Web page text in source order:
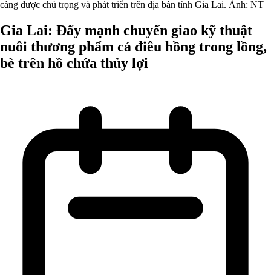
càng được chú trọng và phát triển trên địa bàn tỉnh Gia Lai. Ảnh: NT
Gia Lai: Đẩy mạnh chuyển giao kỹ thuật
nuôi thương phẩm cá điêu hồng trong lồng,
bè trên hồ chứa thủy lợi